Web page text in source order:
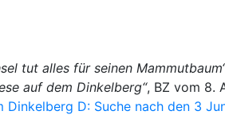
tut alles für seinen
auf dem Dinkelberg“, BZ vom 8.
Dinkelberg D: Suche nach den 3